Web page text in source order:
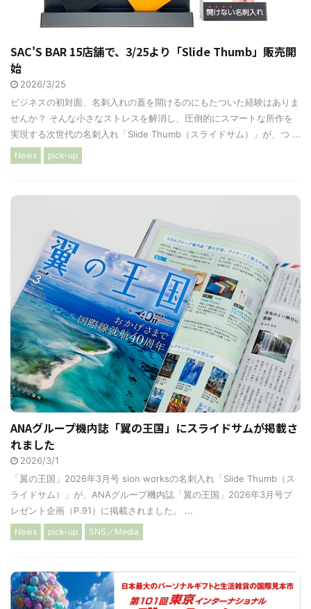
SAC'S BAR 15店舗で、3/25より「Slide Thumb」販売開
始
2026/3/25
ビジネスの初対面、名刺入れの蓋を開けるのにもたついた経験はありま
せんか？ そんな小さなストレスを解消し、圧倒的にスマートな所作を
実現する次世代の名刺入れ「Slide Thumb（スライドサム）」が、つ ...
News pick-up
ANAグループ機内誌「翼の王国」にスライドサムが掲載さ
れました
2026/3/1
「翼の王国」2026年3月号 sion worksの名刺入れ「Slide Thumb（ス
ライドサム）」が、ANAグループ機内誌「翼の王国」2026年3月号プ
レゼント企画（P.91）に掲載されました。 ...
News pick-up SNS／Media